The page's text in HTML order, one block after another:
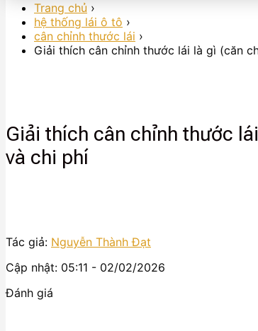
Trang chủ ›
hệ thống lái ô tô ›
cân chỉnh thước lái ›
Giải thích cân chỉnh thước lái là gì (căn
Giải thích cân chỉnh thước
và chi phí
Tác giả: Nguyễn Thành Đạt
Cập nhật: 05:11 - 02/02/2026
Đánh giá